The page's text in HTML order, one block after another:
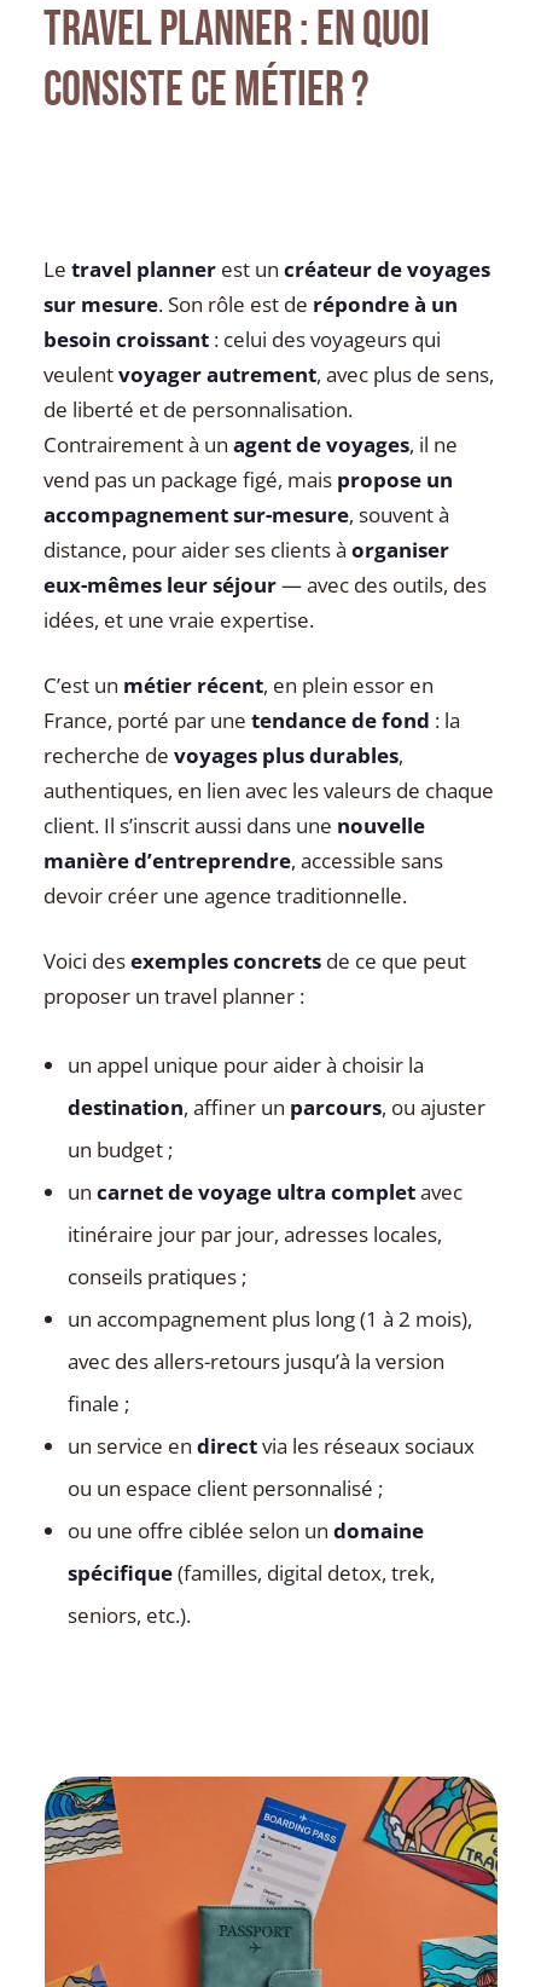
Travel planner : en quoi
consiste ce métier ?
Letravel planner est uncréateur de voyages
sur mesure. Son rôle est de répondre à un
besoin croissant : celui des voyageurs qui
veulentvoyager autrement, avec plus de sens,
de liberté et de personnalisation.
Contrairement à unagent de voyages, il ne
vend pas un package figé, mais propose un
accompagnement sur-mesure, souvent à
distance, pour aider ses clients àorganiser
eux-mêmes leur séjour— avec des outils, des
idées, et une vraie expertise.
C’est un métier récent, en plein essor en
France, porté par unetendance de fond : la
recherche devoyages plus durables,
authentiques, en lien avec les valeurs de chaque
client. Il s’inscrit aussi dans une nouvelle
manière d’entreprendre, accessible sans
devoir créer une agence traditionnelle.
Voici desexemples concrets de ce que peut
proposer un travel planner :
un appel unique pour aider à choisir la
destination, affiner un parcours, ou ajuster
un budget ;
uncarnet de voyage ultra completavec
itinéraire jour par jour, adresses locales,
conseils pratiques ;
un accompagnement plus long (1 à 2 mois),
avec des allers-retours jusqu’à la version
finale ;
un service endirectvia les réseaux sociaux
ou un espace client personnalisé ;
ou une offre ciblée selon undomaine
spécifique(familles, digital detox, trek,
seniors, etc.).